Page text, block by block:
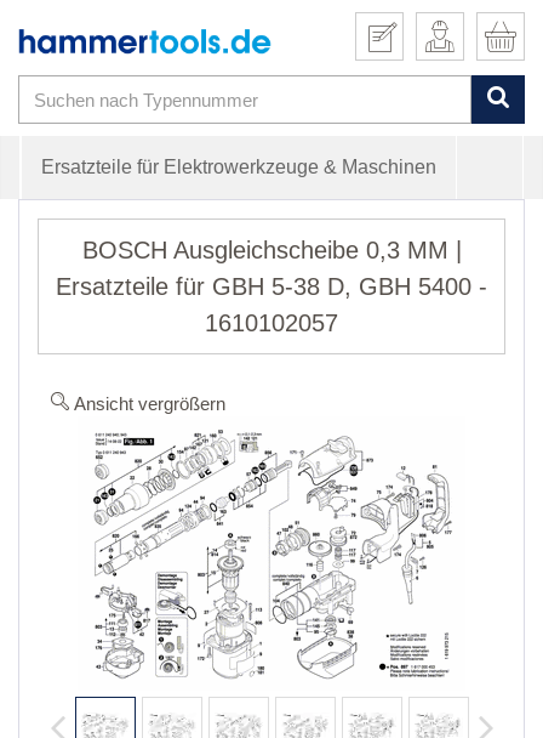
Ersatzteile für Elektrowerkzeuge & Maschinen
BOSCH Ausgleichscheibe 0,3 MM |
Ersatzteile für GBH 5-38 D, GBH 5400 -
1610102057
Ansicht vergrößern